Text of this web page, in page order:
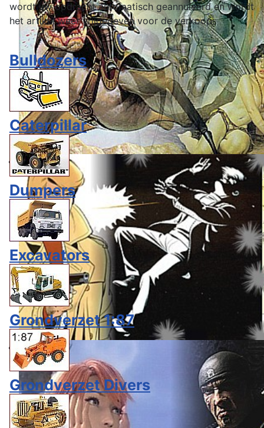
wordt uw opdracht automatisch geannuleerd en wordt
het artikel weer vrijgegeven voor de verkoop.
Bulldozers
Caterpillar
Dumpers
Excavators
Grondverzet 1:87
Grondverzet Divers